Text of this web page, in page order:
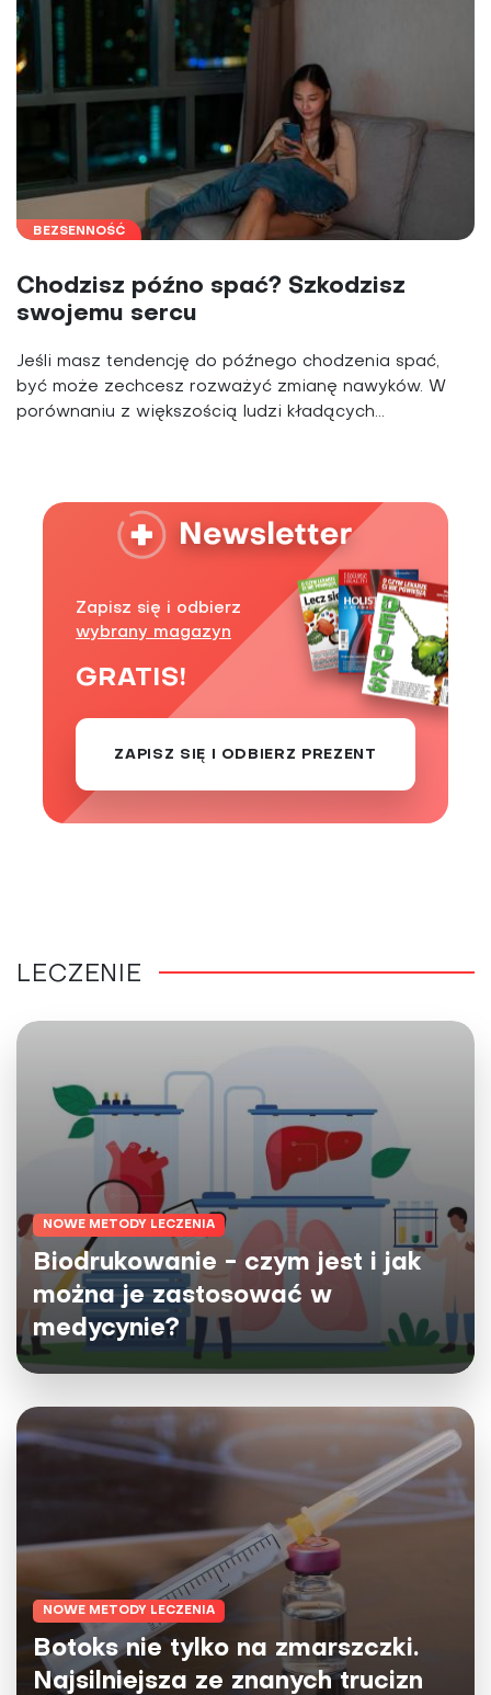
BEZSENNOŚĆ
Chodzisz późno spać? Szkodzisz
swojemu sercu
Jeśli masz tendencję do późnego chodzenia spać,
być może zechcesz rozważyć zmianę nawyków. W
porównaniu z większością ludzi kładących...
Zapisz się i odbierz
wybrany magazyn
GRATIS!
ZAPISZ SIĘ I ODBIERZ PREZENT
LECZENIE
NOWE METODY LECZENIA
Biodrukowanie - czym jest i jak
można je zastosować w
medycynie?
NOWE METODY LECZENIA
Botoks nie tylko na zmarszczki.
Najsilniejsza ze znanych trucizn